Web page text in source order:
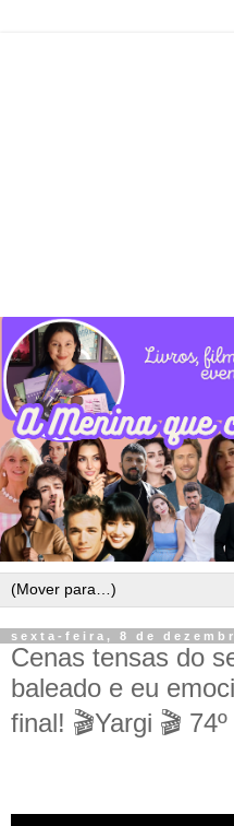
sexta-feira, 8 de
Cenas tensas do
baleado e eu
final! 🎬Yargi 🎬